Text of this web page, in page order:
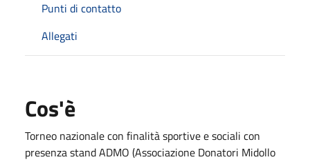
Punti di contatto
Allegati
Cos'è
Torneo nazionale con finalità sportive e sociali con
presenza stand ADMO (Associazione Donatori Midollo